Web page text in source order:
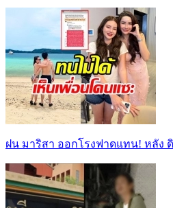
ฝน มาริสา ออกโรงฟาดแทน! หลัง